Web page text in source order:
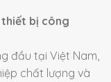
bị công
đầu tại Việt Nam,
chất lượng và